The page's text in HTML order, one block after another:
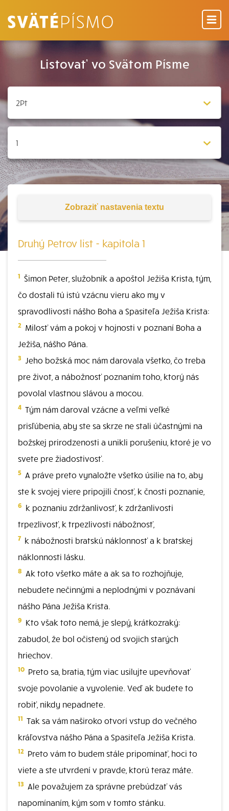
Listovať vo Svätom Písme
Zobraziť nastavenia textu
Druhý Petrov list - kapitola 1
1 Šimon Peter, služobník a apoštol Ježiša Krista, tým,
čo dostali tú istú vzácnu vieru ako my v
spravodlivosti nášho Boha a Spasiteľa Ježiša Krista:
2 Milosť vám a pokoj v hojnosti v poznaní Boha a
Ježiša, nášho Pána.
3 Jeho božská moc nám darovala všetko, čo treba
pre život, a nábožnosť poznaním toho, ktorý nás
povolal vlastnou slávou a mocou.
4 Tým nám daroval vzácne a veľmi veľké
prisľúbenia, aby ste sa skrze ne stali účastnými na
božskej prirodzenosti a unikli porušeniu, ktoré je vo
svete pre žiadostivosť.
5 A práve preto vynaložte všetko úsilie na to, aby
ste k svojej viere pripojili čnosť, k čnosti poznanie,
6 k poznaniu zdržanlivosť, k zdržanlivosti
trpezlivosť, k trpezlivosti nábožnosť,
7 k nábožnosti bratskú náklonnosť a k bratskej
náklonnosti lásku.
8 Ak toto všetko máte a ak sa to rozhojňuje,
nebudete nečinnými a neplodnými v poznávaní
nášho Pána Ježiša Krista.
9 Kto však toto nemá, je slepý, krátkozraký:
zabudol, že bol očistený od svojich starých
hriechov.
10 Preto sa, bratia, tým viac usilujte upevňovať
svoje povolanie a vyvolenie. Veď ak budete to
robiť, nikdy nepadnete.
11 Tak sa vám naširoko otvorí vstup do večného
kráľovstva nášho Pána a Spasiteľa Ježiša Krista.
12 Preto vám to budem stále pripomínať, hoci to
viete a ste utvrdení v pravde, ktorú teraz máte.
13 Ale považujem za správne prebúdzať vás
napomínaním, kým som v tomto stánku.